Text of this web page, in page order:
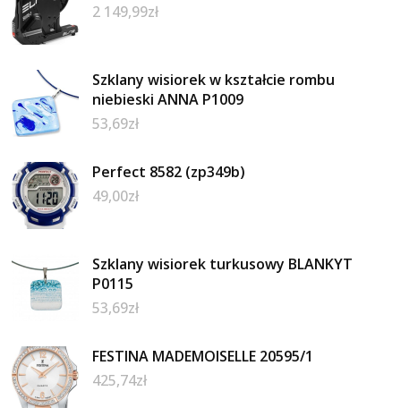
2 149,99zł
Szklany wisiorek w kształcie rombu
niebieski ANNA P1009
53,69zł
Perfect 8582 (zp349b)
49,00zł
Szklany wisiorek turkusowy BLANKYT
P0115
53,69zł
FESTINA MADEMOISELLE 20595/1
425,74zł